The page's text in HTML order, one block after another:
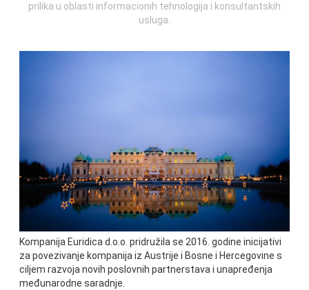
prilika u oblasti informacionih tehnologija i konsultantskih
usluga.
Kompanija Euridica d.o.o. pridružila se 2016. godine inicijativi
za povezivanje kompanija iz Austrije i Bosne i Hercegovine s
ciljem razvoja novih poslovnih partnerstava i unapređenja
međunarodne saradnje.